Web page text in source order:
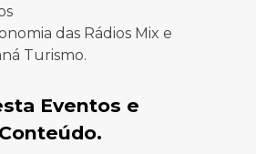
das Rádios Mix e
Turismo.
Eventos e